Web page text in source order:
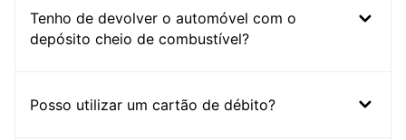
Tenho de devolver o automóvel com o
depósito cheio de combustível?
Posso utilizar um cartão de débito?